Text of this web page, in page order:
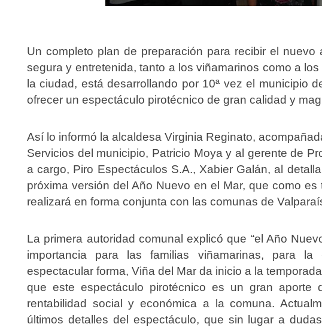
Un completo plan de preparación para recibir el
segura y entretenida, tanto a los viñamarinos como a
la ciudad, está desarrollando por 10ª vez el municipio
ofrecer un espectáculo pirotécnico de gran calidad y
Así lo informó la alcaldesa Virginia Reginato,
Servicios del municipio, Patricio Moya y al gerente de
a cargo, Piro Espectáculos S.A., Xabier Galán, al
próxima versión del Año Nuevo en el Mar, que como
realizará en forma conjunta con las comunas de
La primera autoridad comunal explicó que “el Año
importancia para las familias viñamarinas, para
espectacular forma, Viña del Mar da inicio a la
que este espectáculo pirotécnico es un gran aporte
rentabilidad social y económica a la comuna.
últimos detalles del espectáculo, que sin lugar a